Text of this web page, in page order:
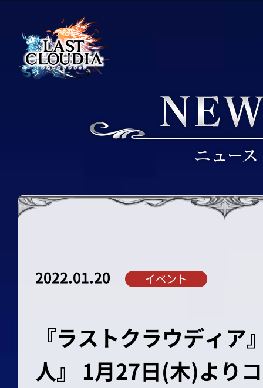
2022.01.20 イベント
『ラストクラウディ
人』 1月27日(木)より